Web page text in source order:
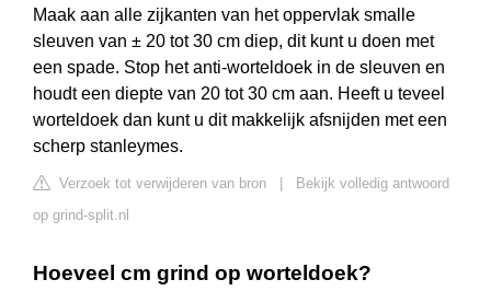
Maak aan alle zijkanten van het oppervlak smalle
sleuven van ± 20 tot 30 cm diep, dit kunt u doen met
een spade. Stop het anti-worteldoek in de sleuven en
houdt een diepte van 20 tot 30 cm aan. Heeft u teveel
worteldoek dan kunt u dit makkelijk afsnijden met een
scherp stanleymes.
Verzoek tot verwijderen van bron
Bekijk volledig antwoord
op grind-split.nl
Hoeveel cm grind op worteldoek?